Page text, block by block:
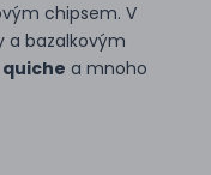
chipsem. V
a bazalkovým
a mnoho